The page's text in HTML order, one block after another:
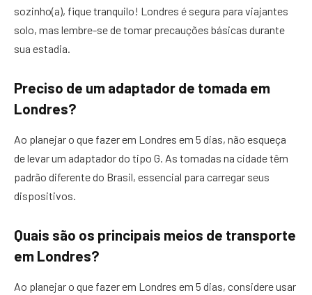
sozinho(a), fique tranquilo! Londres é segura para viajantes
solo, mas lembre-se de tomar precauções básicas durante
sua estadia.
Preciso de um adaptador de tomada em
Londres?
Ao planejar o que fazer em Londres em 5 dias, não esqueça
de levar um adaptador do tipo G. As tomadas na cidade têm
padrão diferente do Brasil, essencial para carregar seus
dispositivos.
Quais são os principais meios de transporte
em Londres?
Ao planejar o que fazer em Londres em 5 dias, considere usar